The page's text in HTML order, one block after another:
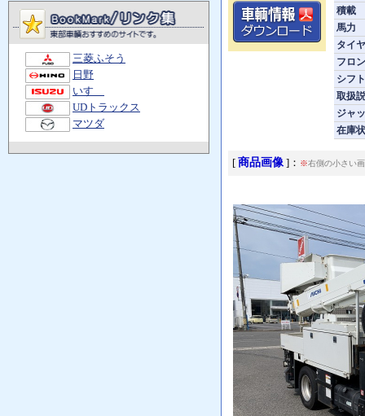
三菱ふそう
日野
いすゞ
UDトラックス
マツダ
積載
馬力
タイヤ
フロ
シフト
取扱
ジャ
在庫
[ 商品画像 ]： ※右側の小さい